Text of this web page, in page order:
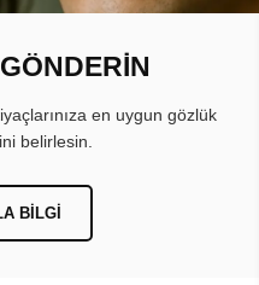
en uygun gözlük
belirlesin.
BILGI